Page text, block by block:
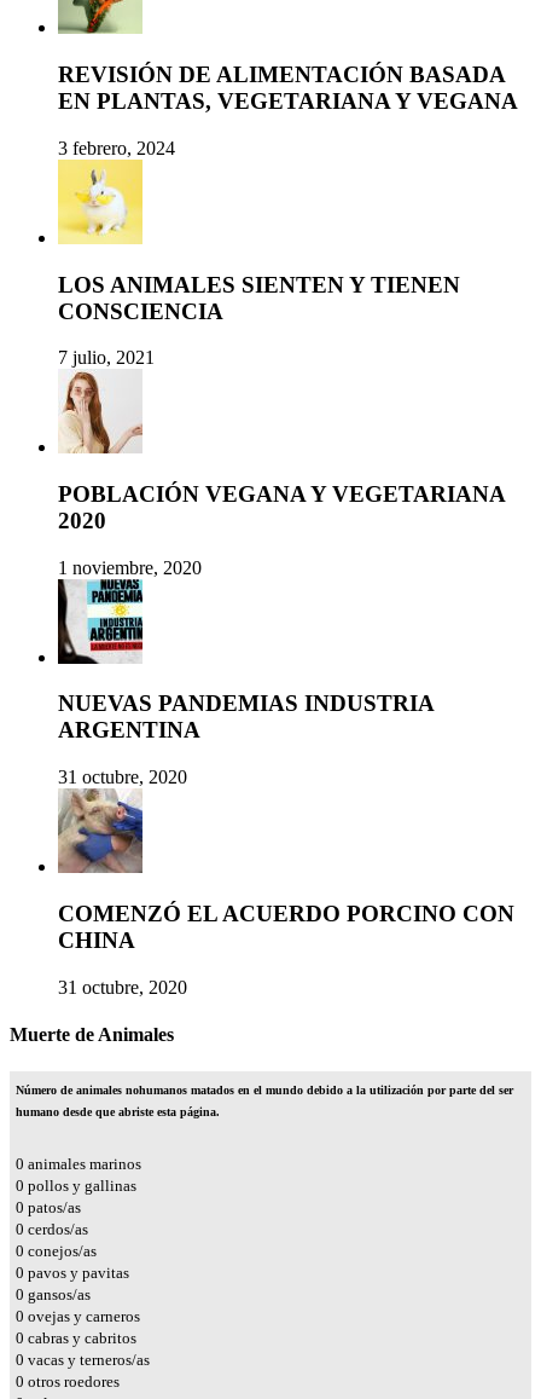
REVISIÓN DE ALIMENTACIÓN BASADA
EN PLANTAS, VEGETARIANA Y VEGANA
3 febrero, 2024
LOS ANIMALES SIENTEN Y TIENEN
CONSCIENCIA
7 julio, 2021
POBLACIÓN VEGANA Y VEGETARIANA
2020
1 noviembre, 2020
NUEVAS PANDEMIAS INDUSTRIA
ARGENTINA
31 octubre, 2020
COMENZÓ EL ACUERDO PORCINO CON
CHINA
31 octubre, 2020
Muerte de Animales
Número de animales nohumanos matados en el mundo debido a la utilización por parte del ser
humano desde que abriste esta página.
0 animales marinos
0 pollos y gallinas
0 patos/as
0 cerdos/as
0 conejos/as
0 pavos y pavitas
0 gansos/as
0 ovejas y carneros
0 cabras y cabritos
0 vacas y terneros/as
0 otros roedores